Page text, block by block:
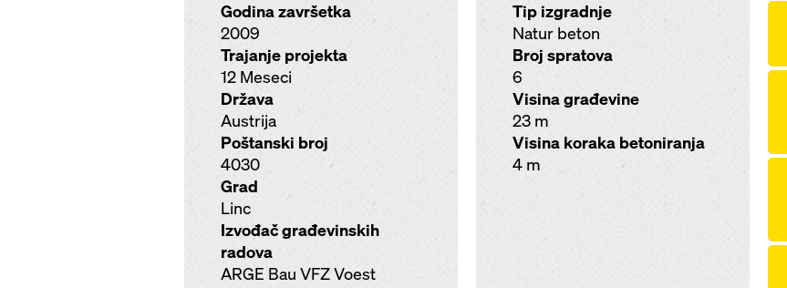
Godina završetka
2009
Trajanje projekta
12 Meseci
Država
Austrija
Poštanski broj
4030
Grad
Linc
Izvođač građevinskih
radova
ARGE Bau VFZ Voest
Tip izgradnje
Natur beton
Broj spratova
6
Visina građevine
23 m
Visina koraka betoniranja
4 m